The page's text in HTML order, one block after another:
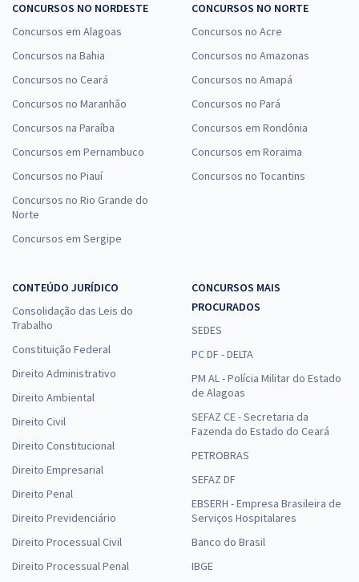
CONCURSOS NO NORDESTE
Concursos em Alagoas
Concursos na Bahia
Concursos no Ceará
Concursos no Maranhão
Concursos na Paraíba
Concursos em Pernambuco
Concursos no Piauí
Concursos no Rio Grande do
Norte
Concursos em Sergipe
CONCURSOS NO NORTE
Concursos no Acre
Concursos no Amazonas
Concursos no Amapá
Concursos no Pará
Concursos em Rondônia
Concursos em Roraima
Concursos no Tocantins
CONTEÚDO JURÍDICO
Consolidação das Leis do
Trabalho
Constituição Federal
Direito Administrativo
Direito Ambiental
Direito Civil
Direito Constitucional
Direito Empresarial
Direito Penal
Direito Previdenciário
Direito Processual Civil
Direito Processual Penal
CONCURSOS MAIS
PROCURADOS
SEDES
PC DF - DELTA
PM AL - Polícia Militar do Estado
de Alagoas
SEFAZ CE - Secretaria da
Fazenda do Estado do Ceará
PETROBRAS
SEFAZ DF
EBSERH - Empresa Brasileira de
Serviços Hospitalares
Banco do Brasil
IBGE